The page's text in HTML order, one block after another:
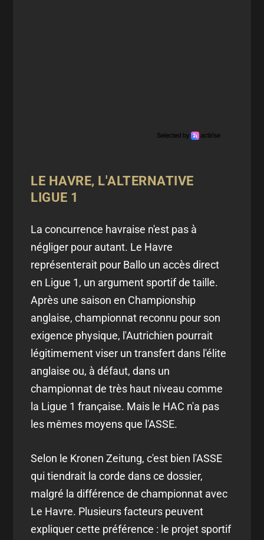
LE HAVRE, L'ALTERNATIVE
LIGUE 1
La concurrence havraise n'est pas à
négliger pour autant. Le Havre
représenterait pour Ballo un accès direct
en Ligue 1, un argument sportif de taille.
Après une saison en Championship
anglaise, championnat reconnu pour son
exigence physique, l'Autrichien pourrait
légitimement viser un transfert dans l'élite
anglaise ou, à défaut, dans un
championnat de très haut niveau comme
la Ligue 1 française. Mais le HAC n'a pas
les mêmes moyens que l'ASSE.
Selon le Kronen Zeitung, c'est bien l'ASSE
qui tiendrait la corde dans ce dossier,
malgré la différence de championnat avec
Le Havre. Plusieurs facteurs peuvent
expliquer cette préférence : le projet sportif